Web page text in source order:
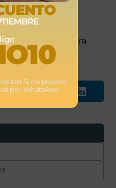
22 kg
compacto para
al confort.
Si no puedes
por WhatsApp